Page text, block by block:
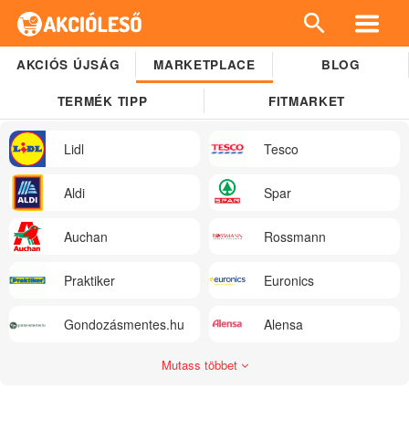
AKCIÓS ÚJSÁG MARKETPLACE BLOG
TERMÉK TIPP FITMARKET
Lidl Tesco
Aldi Spar
Auchan Rossmann
Praktiker Euronics
Gondozásmentes.hu Alensa
Mutass többet